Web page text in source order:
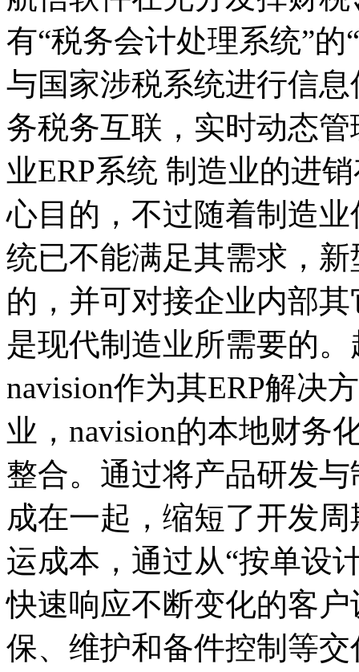
有“税务会计处理系统”的
与国家涉税系统进行信
务税务互联，实时动态
业ERP系统 制造业的进
心目的，不过随着制造
统已不能满足其需求，
的，并可对接企业内部
是现代制造业所需要的
navision作为其ERP解决
业，navision的本地财务
整合。通过将产品研发
成在一起，缩短了开发
运成本，通过从“按单设
快速响应不断变化的客
保、维护和备件控制等